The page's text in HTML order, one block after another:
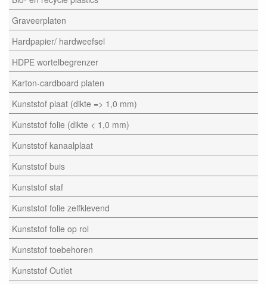
Graveerplaten
Hardpapier/ hardweefsel
HDPE wortelbegrenzer
Karton-cardboard platen
Kunststof plaat (dikte => 1,0 mm)
Kunststof folie (dikte < 1,0 mm)
Kunststof kanaalplaat
Kunststof buis
Kunststof staf
Kunststof folie zelfklevend
Kunststof folie op rol
Kunststof toebehoren
Kunststof Outlet